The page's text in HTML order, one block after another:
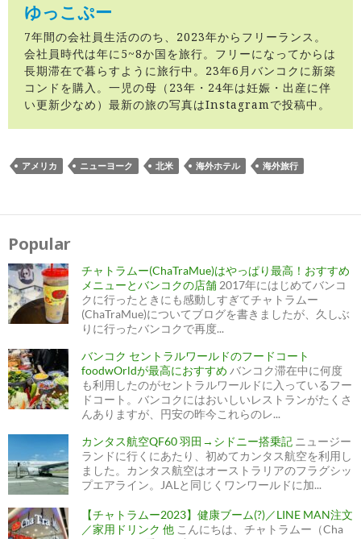
ゆっこぷー
7年間の会社員生活ののち、2023年からフリーランス。
会社員時代は年に5~8か国を旅行。フリーになってからは
長期滞在で暮らすように旅行中。23年6月バンコクに新築
コンドを購入。一児の母（23年・24年は妊娠・出産に伴
い更新少なめ）最新の旅の写真はInstagramで投稿中。
アメリカ ニューヨーク 北米 海外ホテル 海外旅行
投
ビ
ゲ
ー
シ
ョ
ン
Popular
チャトラムー(ChaTraMue)はやっぱり最高！おすすめ
メニューとバンコクの店舗 2017年にはじめてバンコ
クに行ったときにも感動しすぎてチャトラムー
(ChaTraMue)についてブログを書きましたが、久しぶ
りに行ったバンコクで再度...
バンコク セントラルワールドのフードコート
foodwOrldが最高におすすめ バンコク滞在中に何度
も利用したのがセントラルワールドに入っているフー
ドコート。バンコクにはおいしいレストランがたくさ
んありますが、円安の昨今これらのレ...
カンタス航空QF60 羽田→シドニー搭乗記 ニュージー
ランドに行くにあたり、初めてカンタス航空を利用し
ました。カンタス航空はオーストラリアのフラグシッ
プエアライン。JALと同じくワンワールドに加...
【チャトラムー2023】健康ブーム(?)／LINE MAN注文
／家用ドリンク 他 こんにちは、チャトラムー（Cha